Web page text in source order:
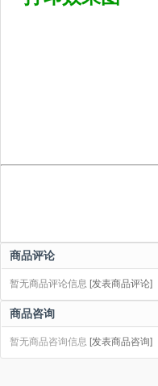
商品评论
暂无商品评论信息 [发表商品评论]
商品咨询
暂无商品咨询信息 [发表商品咨询]